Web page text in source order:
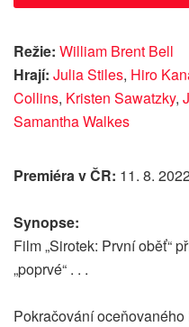
Režie: William Brent Bell
Hrají: Julia Stiles, Hiro
Collins, Kristen Sawatzky,
Samantha Walkes
Premiéra v ČR: 11. 8.
Synopse:
Film „Sirotek: První oběť“
„poprvé“ . . .
Pokračování